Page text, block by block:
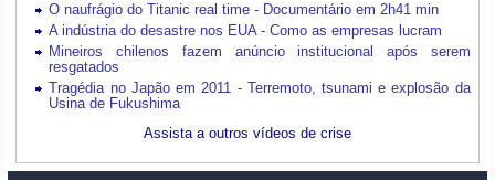
O naufrágio do Titanic real time - Documentário em 2h41 min
A indústria do desastre nos EUA - Como as empresas lucram
Mineiros chilenos fazem anúncio institucional após serem
resgatados
Tragédia no Japão em 2011 - Terremoto, tsunami e explosão da
Usina de Fukushima
Assista a outros vídeos de crise